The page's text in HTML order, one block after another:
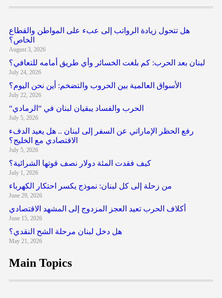
هل تتحول زيادة الرواتب إلى عبء على المواطن والقطاع
الخاص؟
August 3, 2026
لبنان بعد الحرب: كم بلغت الخسائر وأي طريق أمامه للتعافي؟
July 24, 2026
الأسواق العالمية بين الحروب والتضخم: أين نحن اليوم؟
July 22, 2026
“الحرب والفساد يبقيان لبنان في “الرمادي
July 5, 2026
رفع الحظر الإماراتي عن السفر إلى لبنان .. هل يعيد الدفء
الاقتصادي مع الخليج؟
July 5, 2026
كيف فقدت المئة دولار نصف قوتها الشرائية؟
July 1, 2026
من زحلة إلى كل لبنان: نموذج يكسر احتكار الكهرباء
June 29, 2026
أكلاف الحرب تعيد العجز المزدوج إلى المشهد الاقتصادي
June 15, 2026
هل دخل لبنان مرحلة الشح النقدي؟
May 21, 2026
Main Topics